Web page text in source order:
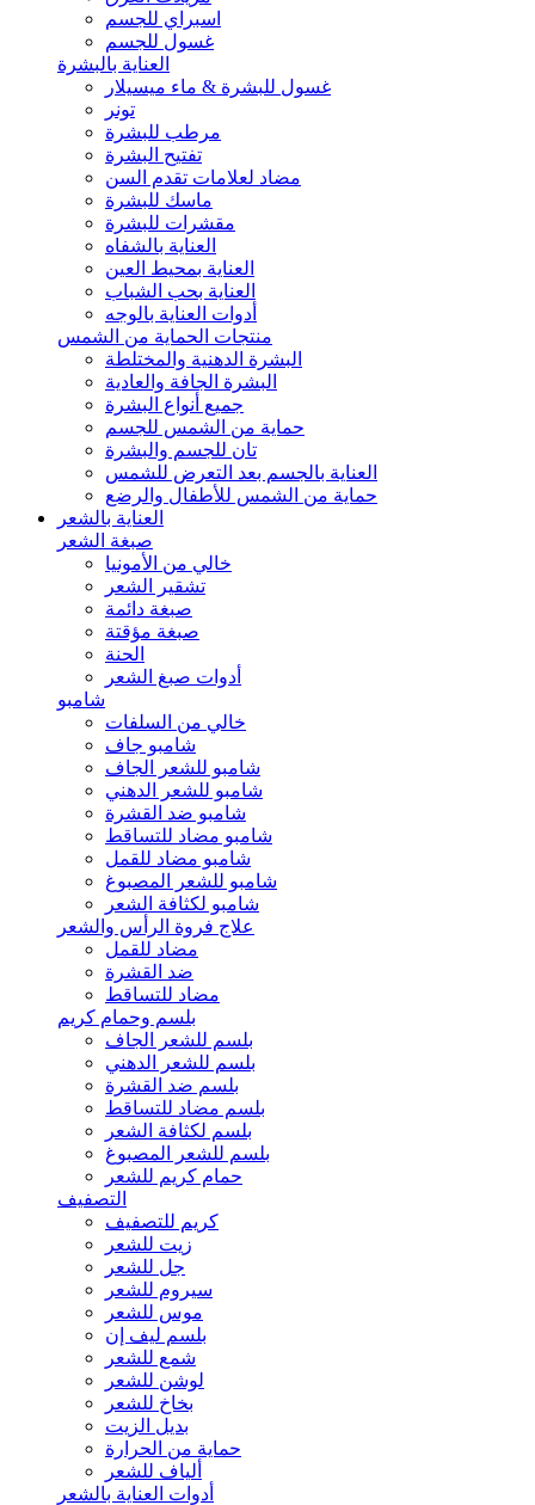
اسبراي للجسم
غسول للجسم
العناية بالبشرة
غسول للبشرة & ماء ميسيلار
تونر
مرطب للبشرة
تفتيح البشرة
مضاد لعلامات تقدم السن
ماسك للبشرة
مقشرات للبشرة
العناية بالشفاه
العناية بمحيط العين
العناية بحب الشباب
أدوات العناية بالوجه
منتجات الحماية من الشمس
البشرة الدهنية والمختلطة
البشرة الجافة والعادية
جميع أنواع البشرة
حماية من الشمس للجسم
تان للجسم والبشرة
العناية بالجسم بعد التعرض للشمس
حماية من الشمس للأطفال والرضع
العناية بالشعر
صبغة الشعر
خالي من الأمونيا
تشقير الشعر
صبغة دائمة
صبغة مؤقتة
الحنة
أدوات صبغ الشعر
شامبو
خالي من السلفات
شامبو جاف
شامبو للشعر الجاف
شامبو للشعر الدهني
شامبو ضد القشرة
شامبو مضاد للتساقط
شامبو مضاد للقمل
شامبو للشعر المصبوغ
شامبو لكثافة الشعر
علاج فروة الرأس والشعر
مضاد للقمل
ضد القشرة
مضاد للتساقط
بلسم وحمام كريم
بلسم للشعر الجاف
بلسم للشعر الدهني
بلسم ضد القشرة
بلسم مضاد للتساقط
بلسم لكثافة الشعر
بلسم للشعر المصبوغ
حمام كريم للشعر
التصفيف
كريم للتصفيف
زيت للشعر
جل للشعر
سيروم للشعر
موس للشعر
بلسم ليف إن
شمع للشعر
لوشن للشعر
بخاخ للشعر
بديل الزيت
حماية من الحرارة
ألياف للشعر
أدوات العناية بالشعر